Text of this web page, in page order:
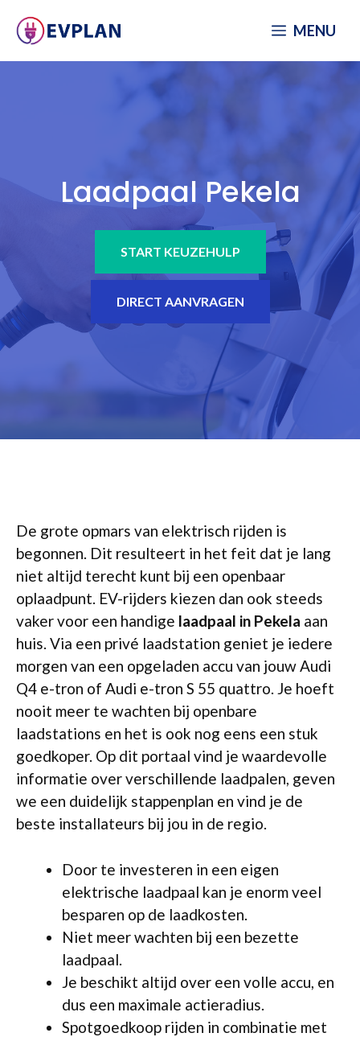
naar
MENU
Laadpaal Pekela
START KEUZEHULP
DIRECT AANVRAGEN
De grote opmars van elektrisch rijden is
begonnen. Dit resulteert in het feit dat je lang
niet altijd terecht kunt bij een openbaar
oplaadpunt. EV-rijders kiezen dan ook steeds
vaker voor een handige laadpaal in Pekela aan
huis. Via een privé laadstation geniet je iedere
morgen van een opgeladen accu van jouw Audi
Q4 e-tron of Audi e-tron S 55 quattro. Je hoeft
nooit meer te wachten bij openbare
laadstations en het is ook nog eens een stuk
goedkoper. Op dit portaal vind je waardevolle
informatie over verschillende laadpalen, geven
we een duidelijk stappenplan en vind je de
beste installateurs bij jou in de regio.
Door te investeren in een eigen
elektrische laadpaal kan je enorm veel
besparen op de laadkosten.
Niet meer wachten bij een bezette
laadpaal.
Je beschikt altijd over een volle accu, en
dus een maximale actieradius.
Spotgoedkoop rijden in combinatie met